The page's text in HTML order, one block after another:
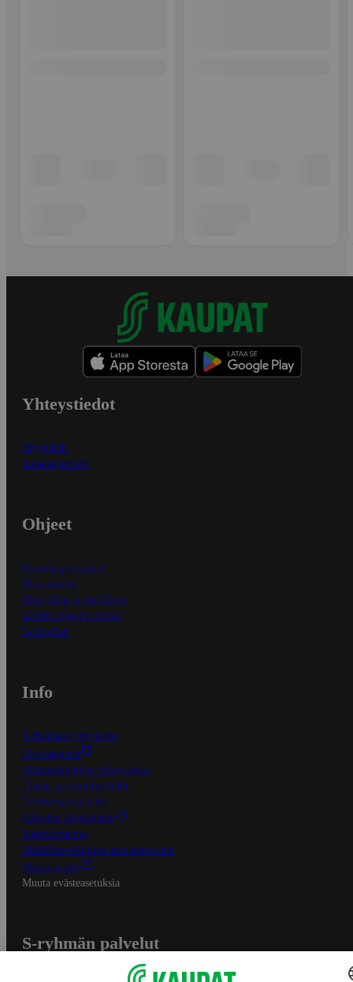
Yhteystiedot
Myymälät
Asiakaspalvelu
Ohjeet
Ensitilaajan ohjeet
Näin maksat
Näin tilaat ja muokkaat
Kaikki ohjeet ja vinkit
In English
Info
S-Business yrityksille
Oiva-raportit
Osuuskauppojen yhteystiedot
Tilaus- ja toimitusehdot
Tietosuojakäytäntö
Palvelun käyttöehdot
Saavutettavuus
Mobiilisovelluksen saavutettavuus
Mainostajalle
Muuta evästeasetuksia
S-ryhmän palvelut